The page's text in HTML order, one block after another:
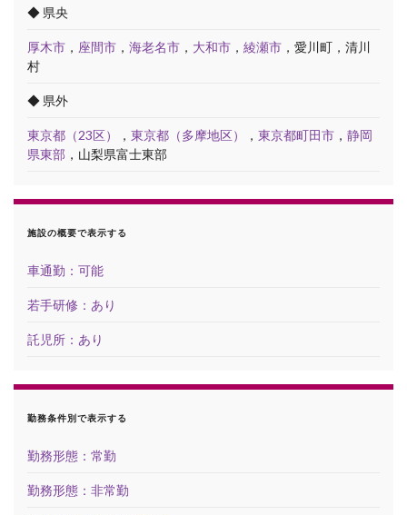
◆ 県央
厚木市 ， 座間市 ， 海老名市 ， 大和市 ， 綾瀬市 ，愛川町，清川
村
◆ 県外
東京都（23区） ， 東京都（多摩地区） ， 東京都町田市 ， 静岡
県東部 ，山梨県富士東部
施設の概要で表示する
車通勤：可能
若手研修：あり
託児所：あり
勤務条件別で表示する
勤務形態：常勤
勤務形態：非常勤